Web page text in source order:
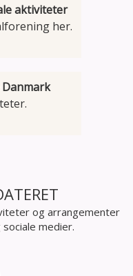
aktiviteter
her.
og arrangementer
medier.